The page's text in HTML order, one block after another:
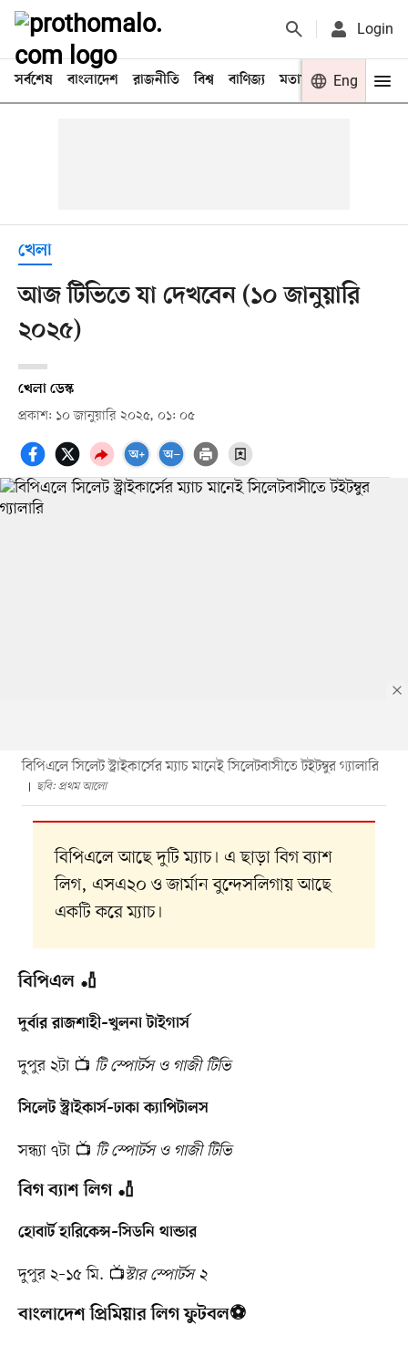
Login
সর্বশেষ বাংলাদেশ রাজনীতি বিশ্ব বাণিজ্য মতামত খেলা
Eng
খেলা
আজ টিভিতে যা দেখবেন (১০ জানুয়ারি
২০২৫)
খেলা ডেস্ক
প্রকাশ: ১০ জানুয়ারি ২০২৫, ০১: ০৫
বিপিএলে সিলেট স্ট্রাইকার্সের ম্যাচ মানেই সিলেটবাসীতে টইটম্বুর গ্যালারি
ছবি: প্রথম আলো
বিপিএলে আছে দুটি ম্যাচ। এ ছাড়া বিগ ব্যাশ
লিগ, এসএ২০ ও জার্মান বুন্দেসলিগায় আছে
একটি করে ম্যাচ।
বিপিএল 🏏
দুর্বার রাজশাহী–খুলনা টাইগার্স
দুপুর ২টা 📺 টি স্পোর্টস ও গাজী টিভি
সিলেট স্ট্রাইকার্স–ঢাকা ক্যাপিটালস
সন্ধ্যা ৭টা 📺 টি স্পোর্টস ও গাজী টিভি
বিগ ব্যাশ লিগ 🏏
হোবার্ট হারিকেন্স–সিডনি থান্ডার
দুপুর ২–১৫ মি. 📺স্টার স্পোর্টস ২
বাংলাদেশ প্রিমিয়ার লিগ ফুটবল⚽